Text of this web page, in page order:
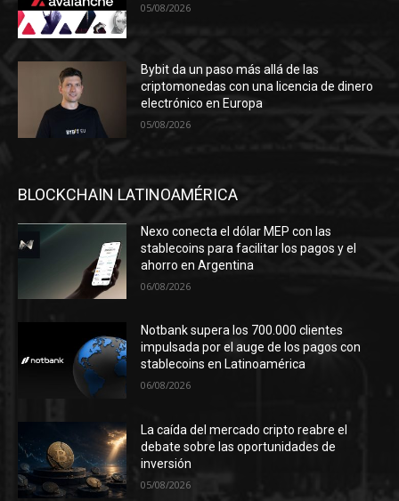
05/08/2026
Bybit da un paso más allá de las
criptomonedas con una licencia de dinero
electrónico en Europa
05/08/2026
BLOCKCHAIN LATINOAMÉRICA
Nexo conecta el dólar MEP con las
stablecoins para facilitar los pagos y el
ahorro en Argentina
06/08/2026
Notbank supera los 700.000 clientes
impulsada por el auge de los pagos con
stablecoins en Latinoamérica
06/08/2026
La caída del mercado cripto reabre el
debate sobre las oportunidades de
inversión
05/08/2026